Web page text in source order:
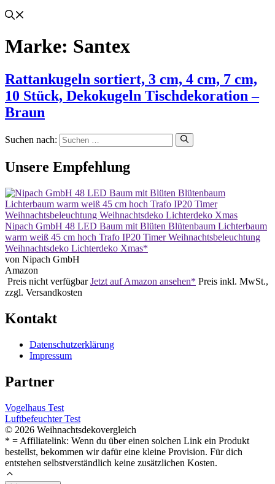
Marke: Santex
Rattankugeln sortiert, 3 cm, 4 cm, 7 cm,
10 Stück, Dekokugeln Tischdekoration –
Braun
Suchen nach:
Unsere Empfehlung
Nipach GmbH 48 LED Baum mit Blüten Blütenbaum Lichterbaum
warm weiß 45 cm hoch Trafo IP20 Timer Weihnachtsbeleuchtung
Weihnachtsdeko Lichterdeko Xmas*
von Nipach GmbH
Amazon
Preis nicht verfügbar Jetzt auf Amazon ansehen* Preis inkl. MwSt.,
zzgl. Versandkosten
Kontakt
Datenschutzerklärung
Impressum
Partner
Vogelhaus Test
Luftbefeuchter Test
© 2026 Weihnachtsdekovergleich
* = Affiliatelink: Wenn du über einen solchen Link ein Produkt
bestellst, bekommen wir dafür eine kleine Provision. Für dich
entstehen selbstverständlich keine zusätzlichen Kosten.